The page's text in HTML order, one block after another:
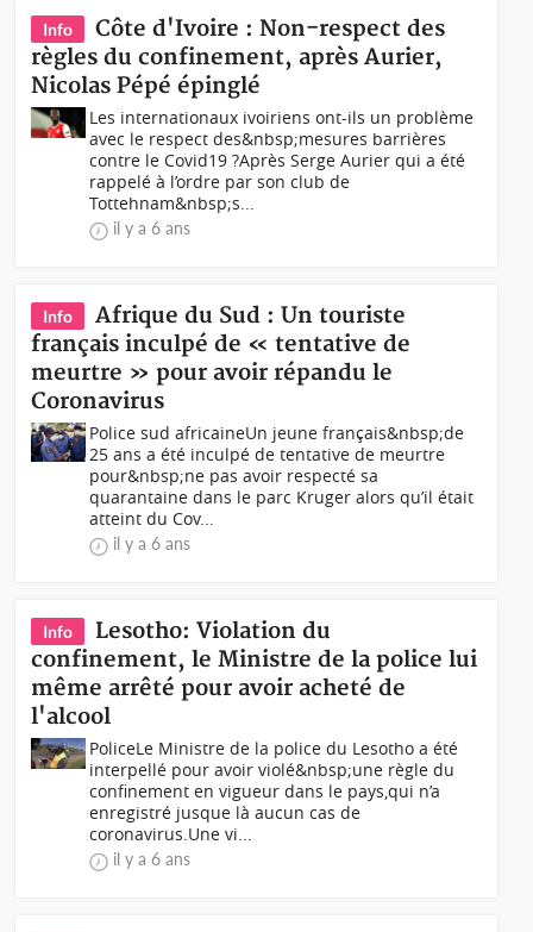
Info
Côte d'Ivoire : Non-respect des
règles du confinement, après Aurier,
Nicolas Pépé épinglé
Les internationaux ivoiriens ont-ils un problème
avec le respect des&nbsp;mesures barrières
contre le Covid19 ?Après Serge Aurier qui a été
rappelé à l’ordre par son club de
Tottehnam&nbsp;s...
il y a 6 ans
Info
Afrique du Sud : Un touriste
français inculpé de « tentative de
meurtre » pour avoir répandu le
Coronavirus
Police sud africaineUn jeune français&nbsp;de
25 ans a été inculpé de tentative de meurtre
pour&nbsp;ne pas avoir respecté sa
quarantaine dans le parc Kruger alors qu’il était
atteint du Cov...
il y a 6 ans
Info
Lesotho: Violation du
confinement, le Ministre de la police lui
même arrêté pour avoir acheté de
l'alcool
PoliceLe Ministre de la police du Lesotho a été
interpellé pour avoir violé&nbsp;une règle du
confinement en vigueur dans le pays,qui n’a
enregistré jusque là aucun cas de
coronavirus.Une vi...
il y a 6 ans